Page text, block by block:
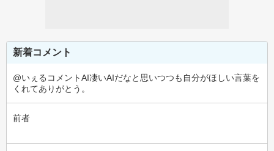
新着コメント
@いぇるコメントAI凄いAIだなと思いつつも自分がほしい言葉を
くれてありがとう。
前者